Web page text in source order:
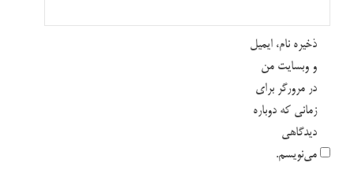
ذخیره نام، ایمیل
و وبسایت من
در مرورگر برای
زمانی که دوباره
دیدگاهی
می‌نویسم.